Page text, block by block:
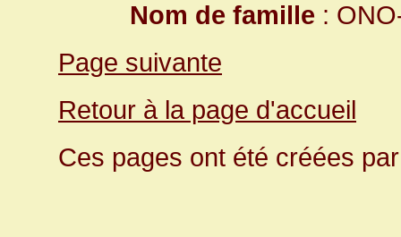
Nom de famille :
Page suivante
Retour à la page d'accueil
Ces pages ont été créées